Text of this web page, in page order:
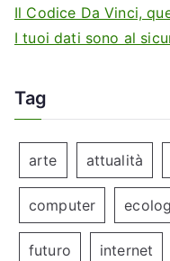
Il Codice Da Vinci,
I tuoi dati sono al
Tag
arte attualità
computer
futuro internet